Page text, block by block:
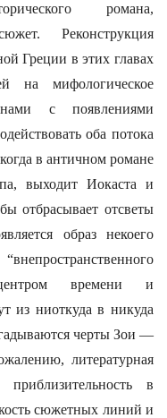
романа,
Реконструкция
Греции в этих главах
на мифологическое
с появлениями
оба потока
в античном романе
выходит Иокаста и
отбрасывает отсветы
образ некоего
времени и
из ниоткуда в никуда
черты Зои —
литературная
в
сюжетных линий и